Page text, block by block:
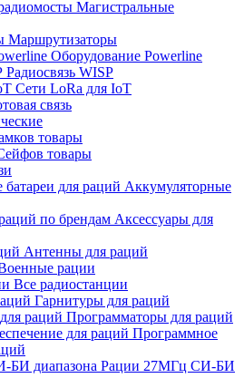
Магистральные
Маршрутизаторы
Оборудование Powerline
Радиосвязь WISP
Сети LoRa для IoT
связь
товары
товары
Аккумуляторные
Аксессуары для
Антенны для раций
рации
Все радиостанции
Гарнитуры для раций
Программаторы для раций
Программное
Рации 27МГц СИ-БИ